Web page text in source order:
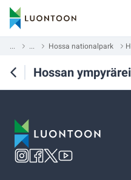
... ... Hossa nationalpark
Hossan